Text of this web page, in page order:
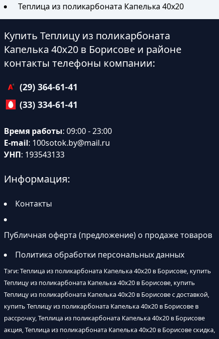
Теплица из поликарбоната Капелька 40х20
Купить Теплицу из поликарбоната
Капелька 40х20 в Борисове и районе
контакты телефоны компании:
(29) 364-61-41
(33) 334-61-41
Время работы: 09:00 - 23:00
E-mail: 100sotok.by@mail.ru
УНП: 193543133
Информация:
Контакты
Публичная оферта (предложение) о продаже товаров
Политика обработки персональных данных
Тэги: Теплица из поликарбоната Капелька 40х20 в Борисове, купить
Теплицу из поликарбоната Капелька 40х20 в Борисове, купить
Теплицу из поликарбоната Капелька 40х20 в Борисове с доставкой,
купить Теплицу из поликарбоната Капелька 40х20 в Борисове в
рассрочку, Теплица из поликарбоната Капелька 40х20 в Борисове
акция, Теплица из поликарбоната Капелька 40х20 в Борисове скидка,